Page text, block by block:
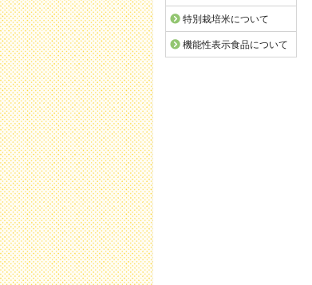
特別栽培米について
機能性表示食品について